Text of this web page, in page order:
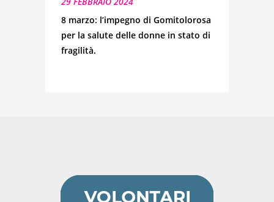
8 marzo: l’impegno di Gomitolorosa
per la salute delle donne in stato di
fragilità.